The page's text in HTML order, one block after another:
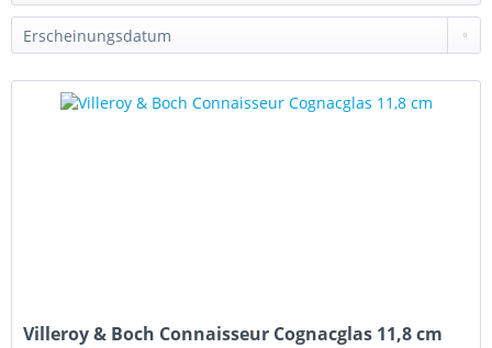
Villeroy & Boch Connaisseur Cognacglas 11,8 cm